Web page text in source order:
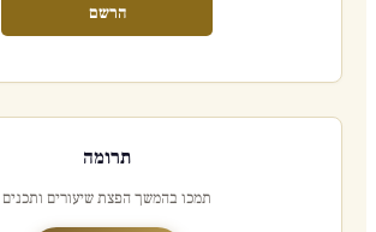
הרשם
תרומה
תמכו בהמשך הפצת שיעורים ותכנים